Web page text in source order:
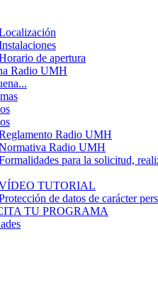
de apertura
Radio UMH
Radio UMH
Radio UMH
para la solicitud,
TUTORIAL
de datos de carácter
TU PROGRAMA